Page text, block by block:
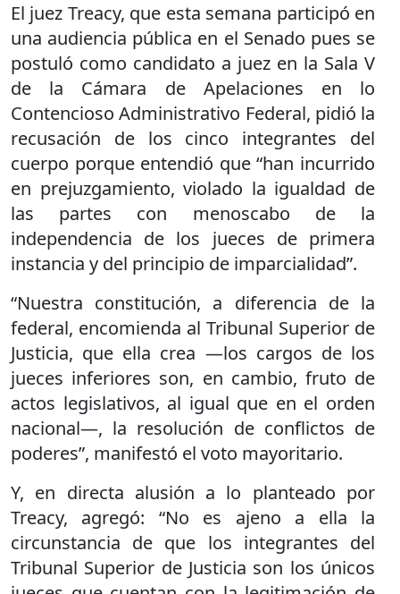
El juez Treacy, que esta semana participó en
una audiencia pública en el Senado pues se
postuló como candidato a juez en la Sala V
de la Cámara de Apelaciones en lo
Contencioso Administrativo Federal, pidió la
recusación de los cinco integrantes del
cuerpo porque entendió que “han incurrido
en prejuzgamiento, violado la igualdad de
las partes con menoscabo de la
independencia de los jueces de primera
instancia y del principio de imparcialidad”.
“Nuestra constitución, a diferencia de la
federal, encomienda al Tribunal Superior de
Justicia, que ella crea —los cargos de los
jueces inferiores son, en cambio, fruto de
actos legislativos, al igual que en el orden
nacional—, la resolución de conflictos de
poderes”, manifestó el voto mayoritario.
Y, en directa alusión a lo planteado por
Treacy, agregó: “No es ajeno a ella la
circunstancia de que los integrantes del
Tribunal Superior de Justicia son los únicos